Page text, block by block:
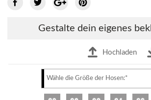
Gestalte dein eigenes
Hochladen
Wähle die Größe der Hosen:*